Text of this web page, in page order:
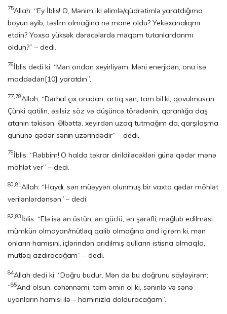
75Allah: “Ey İblis! O, Mənim iki əlimlə/qüdrətimlə yaratdığıma
boyun əyib, təslim olmağına nə mane oldu? Yekəxanalıqmı
etdin? Yoxsa yüksək dərəcələrdə məqam tutanlardanmı
oldun?” – dedi.
76İblis dedi ki: “Mən ondan xeyirliyəm. Məni enerjidən, onu isə
maddədən[10] yaratdın”.
77,78Allah: “Dərhal çıx oradan, artıq sən, tam bil ki, qovulmusan.
Çünki qatilin, əsilsiz söz və düşüncə törədənin, qaranlığa daş
atanın təkisən. Əlbəttə, xeyirdən uzaq tutmağım da, qarşılaşma
gününə qədər sənin üzərindədir” – dedi.
79İblis: “Rəbbim! O halda təkrar dirildiləcəkləri günə qədər mənə
möhlət ver” – dedi.
80,81Allah: “Haydı, sən müəyyən olunmuş bir vaxta qədər möhlət
verilənlərdənsən” – dedi.
82,83İblis: “Elə isə ən üstün, ən güclü, ən şərəfli, məğlub edilməsi
mümkün olmayan/mütləq qalib olmağına and içirəm ki, mən
onların hamısını, içlərindən arıdılmış qulların istisna olmaqla,
mütləq azdıracağam” – dedi.
84Allah dedi ki: “Doğru budur. Mən də bu doğrunu söyləyirəm:
“85And olsun, cəhənnəmi, tam əmin ol ki, səninlə və sənə
uyanların hamısı ilə – hamınızla dolduracağam”.